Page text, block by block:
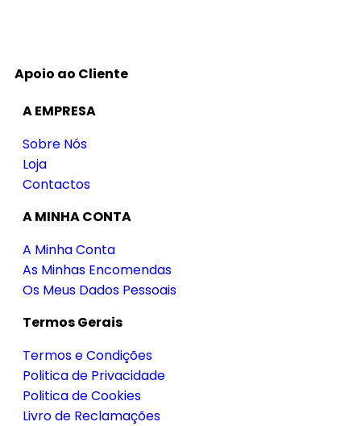
Apoio ao Cliente
A EMPRESA
Sobre Nós
Loja
Contactos
A MINHA CONTA
A Minha Conta
As Minhas Encomendas
Os Meus Dados Pessoais
Termos Gerais
Termos e Condições
Politica de Privacidade
Politica de Cookies
Livro de Reclamações